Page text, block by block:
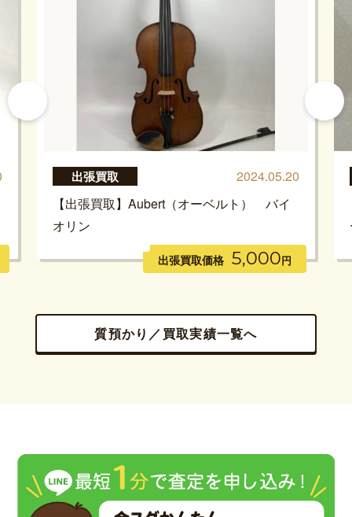
出張買取
2024.05.20
【出張買取】Aubert（オーベルト） バイ
オリン
出張買取価格 5,000円
質預かり／買取実績一覧へ